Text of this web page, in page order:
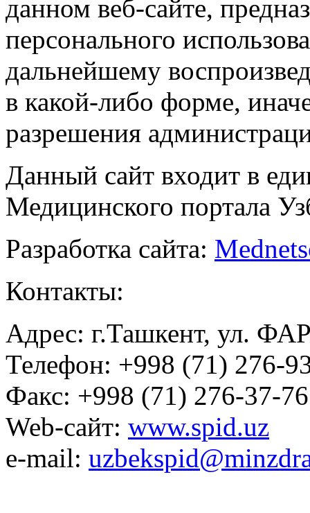
данном веб-сайте,
персонального
дальнейшему
в какой-либо форме,
разрешения
Данный сайт входит в
Медицинского портала
Разработка сайта:
Контакты:
Адрес: г.Ташкент, ул.
Телефон: +998 (71) 276-
Факс: +998 (71) 276-37-76
Web-сайт: www.spid.uz
e-mail: